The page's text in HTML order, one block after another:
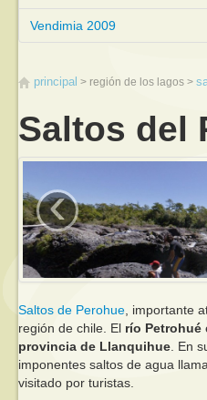
Vendimia 2009
principal región de los lagos
Saltos del
‹
Saltos de Perohue, importante
región de chile. El río Petrohué
provincia de Llanquihue. En
imponentes saltos de agua
visitado por turistas.